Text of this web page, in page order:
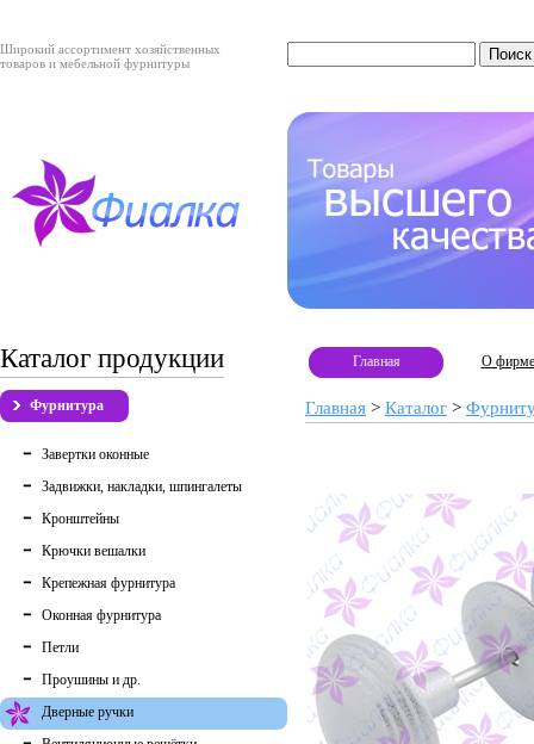
Широкий ассортимент хозяйственных
товаров и мебельной фурнитуры
Каталог продукции
Фурнитура
Завертки оконные
Задвижки, накладки, шпингалеты
Кронштейны
Крючки вешалки
Крепежная фурнитура
Оконная фурнитура
Петли
Проушины и др.
Дверные ручки
Главная О фирме
Главная > Каталог >